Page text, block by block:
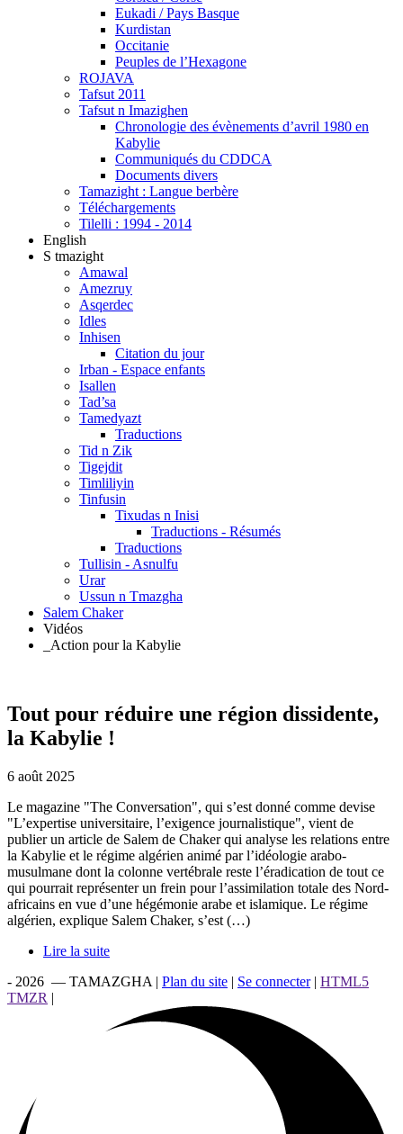
Eukadi / Pays Basque
Kurdistan
Occitanie
Peuples de l’Hexagone
ROJAVA
Tafsut 2011
Tafsut n Imazighen
Chronologie des évènements d’avril 1980 en
Kabylie
Communiqués du CDDCA
Documents divers
Tamazight : Langue berbère
Téléchargements
Tilelli : 1994 - 2014
English
S tmazight
Amawal
Amezruy
Asqerdec
Idles
Inhisen
Citation du jour
Irban - Espace enfants
Isallen
Tad’sa
Tamedyazt
Traductions
Tid n Zik
Tigejdit
Timliliyin
Tinfusin
Tixudas n Inisi
Traductions - Résumés
Traductions
Tullisin - Asnulfu
Urar
Ussun n Tmazgha
Salem Chaker
Vidéos
_Action pour la Kabylie
Tout pour réduire une région dissidente,
la Kabylie !
6 août 2025
Le magazine "The Conversation", qui s’est donné comme devise
"L’expertise universitaire, l’exigence journalistique", vient de
publier un article de Salem de Chaker qui analyse les relations entre
la Kabylie et le régime algérien animé par l’idéologie arabo-
musulmane dont la colonne vertébrale reste l’éradication de tout ce
qui pourrait représenter un frein pour l’assimilation totale des Nord-
africains en vue d’une hégémonie arabe et islamique. Le régime
algérien, explique Salem Chaker, s’est (…)
Lire la suite
- 2026 — TAMAZGHA | Plan du site | Se connecter| HTML5
TMZR |